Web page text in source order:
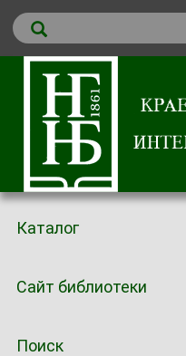
Каталог
Сайт библиотеки
Поиск